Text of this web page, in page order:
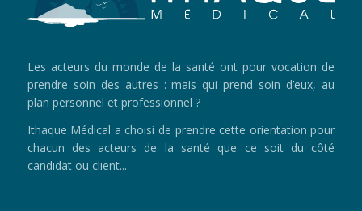
Les acteurs du monde de la santé ont pour vocation de
prendre soin des autres : mais qui prend soin d’eux, au
plan personnel et professionnel ?
Ithaque Médical a choisi de prendre cette orientation pour
chacun des acteurs de la santé que ce soit du côté
candidat ou client...